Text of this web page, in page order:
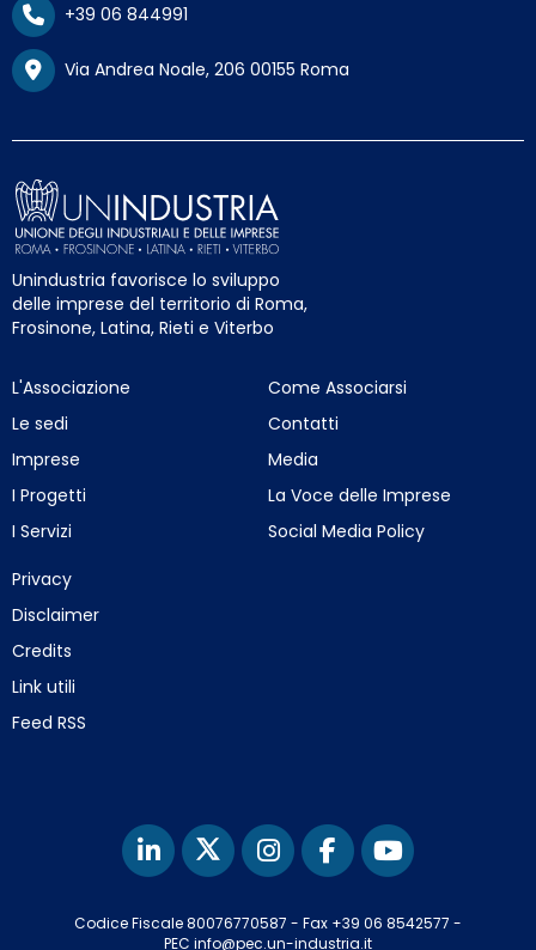
+39 06 844991
Via Andrea Noale, 206 00155 Roma
Unindustria favorisce lo sviluppo
delle imprese del territorio di Roma,
Frosinone, Latina, Rieti e Viterbo
L'Associazione
Le sedi
Imprese
I Progetti
I Servizi
Come Associarsi
Contatti
Media
La Voce delle Imprese
Social Media Policy
Privacy
Disclaimer
Credits
Link utili
Feed RSS
Codice Fiscale 80076770587 - Fax +39 06 8542577 -
PEC info@pec.un-industria.it